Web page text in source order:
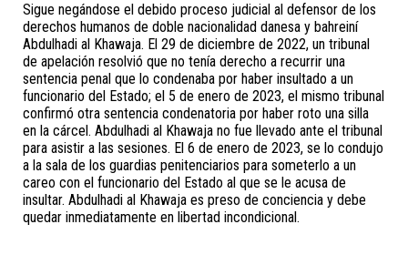
Sigue negándose el debido proceso judicial al defensor de los
derechos humanos de doble nacionalidad danesa y bahreiní
Abdulhadi al Khawaja. El 29 de diciembre de 2022, un tribunal
de apelación resolvió que no tenía derecho a recurrir una
sentencia penal que lo condenaba por haber insultado a un
funcionario del Estado; el 5 de enero de 2023, el mismo tribunal
confirmó otra sentencia condenatoria por haber roto una silla
en la cárcel. Abdulhadi al Khawaja no fue llevado ante el tribunal
para asistir a las sesiones. El 6 de enero de 2023, se lo condujo
a la sala de los guardias penitenciarios para someterlo a un
careo con el funcionario del Estado al que se le acusa de
insultar. Abdulhadi al Khawaja es preso de conciencia y debe
quedar inmediatamente en libertad incondicional.